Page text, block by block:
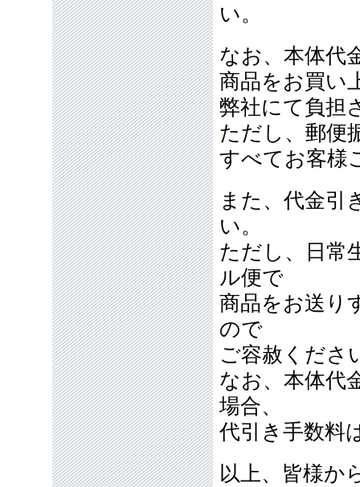
い。
なお、本体代
商品をお買い
弊社にて負担
ただし、郵便
すべてお客様
また、代金引
い。
ただし、日常
ル便で
商品をお送り
ので
ご容赦くださ
なお、本体代
場合、
代引き手数料
以上、皆様か